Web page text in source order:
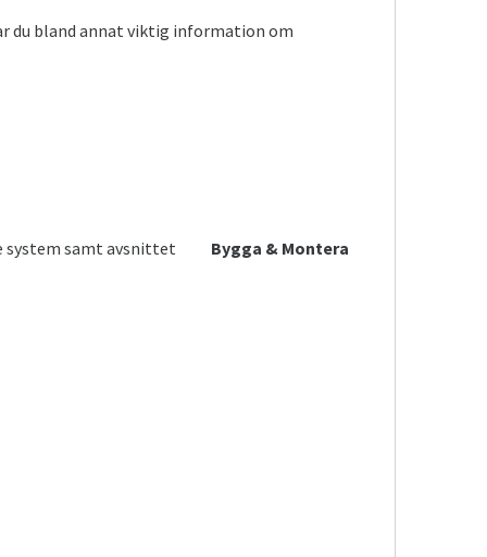
du bland annat viktig information om
system samt avsnittet
Bygga & Montera